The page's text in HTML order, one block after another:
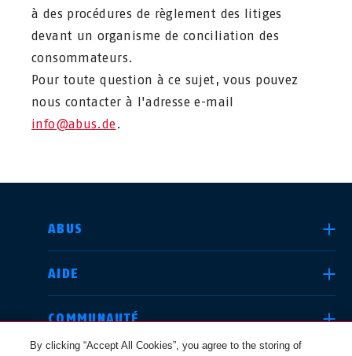
à des procédures de règlement des litiges
devant un organisme de conciliation des
consommateurs.
Pour toute question à ce sujet, vous pouvez
nous contacter à l'adresse e-mail
info@abus.de.
ABUS
AIDE
COMMUNAUTÉ
CHOISIR UN PAYS
Deutschland
By clicking “Accept All Cookies”, you agree to the storing of